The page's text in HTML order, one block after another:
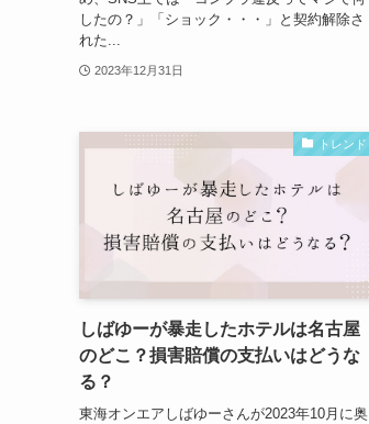
したの？」「ショック・・・」と契約解除さ
れた...
2023年12月31日
トレンド
しばゆーが暴走したホテルは名古屋
のどこ？損害賠償の支払いはどうな
る？
東海オンエアしばゆーさんが2023年10月に奥